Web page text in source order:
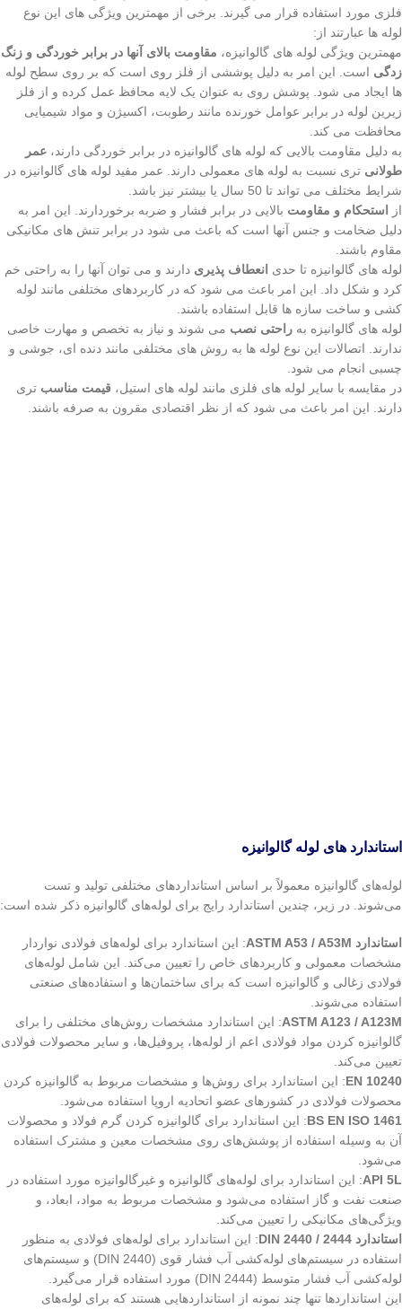
فلزی مورد استفاده قرار می گیرند. برخی از مهمترین ویژگی های این نوع
لوله ها عبارتند از:
مهمترین ویژگی لوله های گالوانیزه، مقاومت بالای آنها در برابر خوردگی و زنگ
زدگی است. این امر به دلیل پوششی از فلز روی است که بر روی سطح لوله
ها ایجاد می شود. پوشش روی به عنوان یک لایه محافظ عمل کرده و از فلز
زیرین لوله در برابر عوامل خورنده مانند رطوبت، اکسیژن و مواد شیمیایی
محافظت می کند.
به دلیل مقاومت بالایی که لوله های گالوانیزه در برابر خوردگی دارند، عمر
طولانی تری نسبت به لوله های معمولی دارند. عمر مفید لوله های گالوانیزه در
شرایط مختلف می تواند تا 50 سال یا بیشتر نیز باشد.
از
استحکام و مقاومت بالایی در برابر فشار و ضربه برخوردارند. این امر به
دلیل ضخامت و جنس آنها است که باعث می شود در برابر تنش های مکانیکی
مقاوم باشند.
لوله های گالوانیزه تا حدی انعطاف پذیری دارند و می توان آنها را به راحتی خم
کرد و شکل داد. این امر باعث می شود که در کاربردهای مختلفی مانند لوله
کشی و ساخت سازه ها قابل استفاده باشند.
لوله های گالوانیزه به راحتی نصب می شوند و نیاز به تخصص و مهارت خاصی
ندارند. اتصالات این نوع لوله ها به روش های مختلفی مانند دنده ای، جوشی و
چسبی انجام می شود.
در مقایسه با سایر لوله های فلزی مانند لوله های استیل، قیمت مناسب تری
دارند. این امر باعث می شود که از نظر اقتصادی مقرون به صرفه باشند.
استاندارد های لوله گالوانیزه
لوله‌های گالوانیزه معمولاً بر اساس استانداردهای مختلفی تولید و تست
می‌شوند. در زیر، چندین استاندارد رایج برای لوله‌های گالوانیزه ذکر شده است:
استاندارد
: این استاندارد برای لوله‌های فولادی نواردار
مشخصات معمولی و کاربردهای خاص را تعیین می‌کند. این شامل لوله‌های
فولادی زغالی و گالوانیزه است که برای ساختمان‌ها و استفاده‌های صنعتی
استفاده می‌شوند.
ASTM A123 / A123M: این استاندارد مشخصات روش‌های مختلفی را برای
گالوانیزه کردن مواد فولادی اعم از لوله‌ها، پروفیل‌ها، و سایر محصولات فولادی
تعیین می‌کند.
EN 10240: این استاندارد برای روش‌ها و مشخصات مربوط به گالوانیزه کردن
محصولات فولادی در کشورهای عضو اتحادیه اروپا استفاده می‌شود.
BS EN ISO 1461: این استاندارد برای گالوانیزه کردن گرم فولاد و محصولات
آن به وسیله استفاده از پوشش‌های روی مشخصات معین و مشترک استفاده
می‌شود.
API 5L: این استاندارد برای لوله‌های گالوانیزه و غیرگالوانیزه مورد استفاده در
صنعت نفت و گاز استفاده می‌شود و مشخصات مربوط به مواد، ابعاد، و
ویژگی‌های مکانیکی را تعیین می‌کند.
استاندارد
: این استاندارد برای لوله‌های فولادی به منظور
استفاده در سیستم‌های لوله‌کشی آب فشار قوی (DIN 2440) و سیستم‌های
لوله‌کشی آب فشار متوسط (DIN 2444) مورد استفاده قرار می‌گیرد.
این استانداردها تنها چند نمونه از استانداردهایی هستند که برای لوله‌های